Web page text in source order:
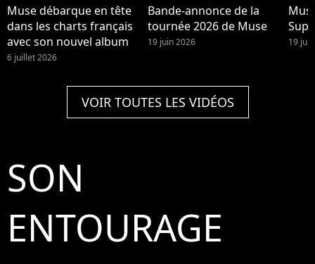
Muse débarque en tête
dans les charts français
avec son nouvel album
6 juillet 2026
Bande-annonce de la
tournée 2026 de Muse
19 juin 2026 19
VOIR TOUTES LES VIDÉOS
SON
ENTOURAGE